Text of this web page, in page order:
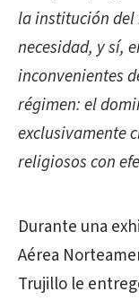
la institución
necesidad, y sí,
inconvenientes
régimen: el
exclusivamente
religiosos con
Durante una
Aérea
Trujillo le